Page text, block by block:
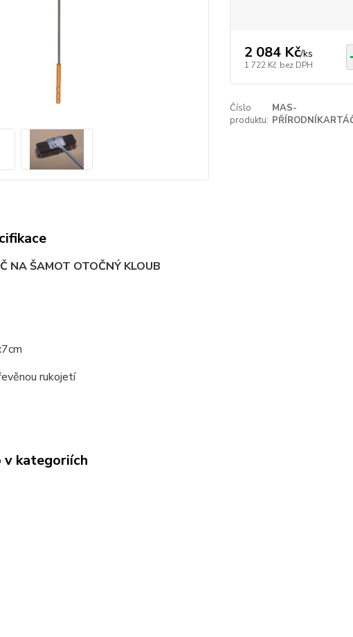
2 084 Kč/ks
1 722 Kč bez DPH
Číslo
produktu:
MAS-
NA ŠAMOT OTOČNÝ KLOUB
rukojetí
v kategoriích